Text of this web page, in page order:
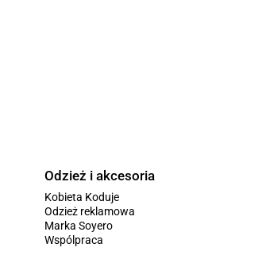
Odzież i akcesoria
Kobieta Koduje
Odzież reklamowa
Marka Soyero
Wspólpraca